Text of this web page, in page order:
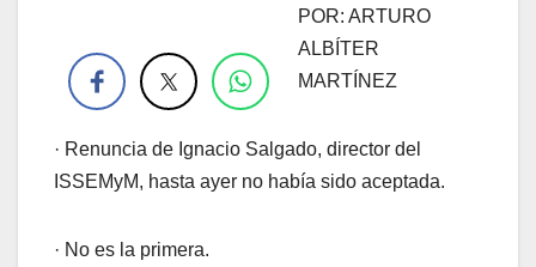
POR: ARTURO
ALBÍTER
MARTÍNEZ
· Renuncia de Ignacio Salgado, director del
ISSEMyM, hasta ayer no había sido aceptada.
· No es la primera.